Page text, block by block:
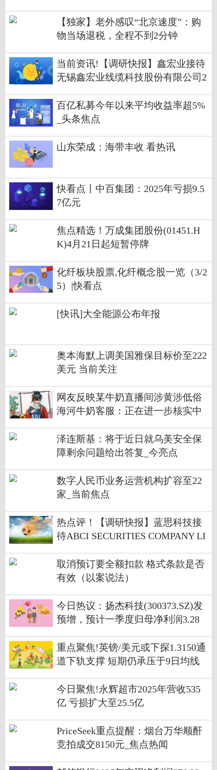
【独家】老外感叹“北京速度”：购
物当场退税，全程不到2分钟
当前资讯!【调研快报】鑫宏业接待
无锡鑫宏业线缆科技股份有限公司2
式进行,面向全体投资者调研
百亿私募今年以来平均收益率超5%
_头条焦点
山东荣成：海带丰收 看热讯
快看点丨中百集团：2025年亏损9.5
7亿元
焦点精选！万成集团股份(01451.H
K)4月21日起短暂停牌
化纤板块股票,化纤概念股一览（3/2
5）|快看点
[快讯]大全能源公布年报
奥本海默上调美国雅保目标价至222
美元 当前关注
网友反映某牛奶直播间涉黄涉低俗
海河牛奶客服：正在进一步核实中
泽连斯基：将于近日就乌美安全保
障剩余问题给出答复_今亮点
数字人民币业务运营机构扩容至22
家_当前焦点
热点评！【调研快报】蓝思科技接
待ABCI SECURITIES COMPANY LI
取消预订要全额扣款 格式条款是否
有效（以案说法）
今日热议：扬杰科技(300373.SZ)发
预增，预计一季度归母净利润3.28
重点聚焦!英镑/美元或下探1.3150通
道下轨支撑 短期仍承压于9日均线
今日聚焦!永辉超市2025年营收535
亿 亏损扩大至25.5亿
PriceSeek重点提醒：烟台万华顺酐
竞拍成交8150元_焦点热闻